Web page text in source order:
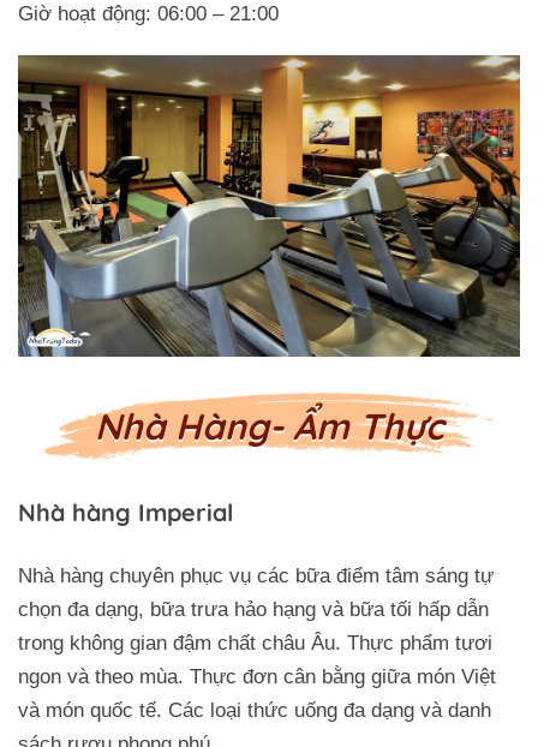
Giờ hoạt động: 06:00 – 21:00
Nhà Hàng- Ẩm Thực
Nhà hàng Imperial
Nhà hàng chuyên phục vụ các bữa điểm tâm sáng tự
chọn đa dạng, bữa trưa hảo hạng và bữa tối hấp dẫn
trong không gian đậm chất châu Âu. Thực phẩm tươi
ngon và theo mùa. Thực đơn cân bằng giữa món Việt
và món quốc tế. Các loại thức uống đa dạng và danh